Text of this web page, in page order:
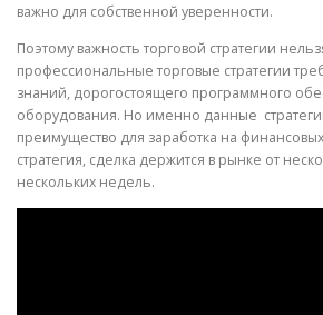
важно для собственной уверенности.
Поэтому важность торговой стратегии
профессиональные торговые стратегии
знаний, дорогостоящего программного
оборудования. Но именно данные
преимущество для заработка на
стратегия, сделка держится в рынке от
нескольких недель.